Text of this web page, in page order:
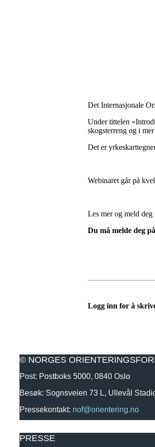
Det Internasjonale
Under tittelen
skogsterreng og i
Det er
Webinaret går på
Les mer og meld deg
Du må melde deg
Logg inn for å
© NORGES
Post: Postboks 5000, 0840 Oslo
Besøk: Sognsveien 73 L, Ullevål
Pressekontakt: nof@orientering.no
PRESSE